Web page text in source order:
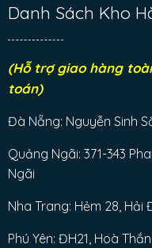
Danh Sách Kho
(Hỗ trợ giao hàng
toán)
Đà Nẵng: Nguyễn Sinh
Quảng Ngãi: 371-343
Ngãi
Nha Trang: Hẻm 28, Hải
Phú Yên: ĐH21, Hoà